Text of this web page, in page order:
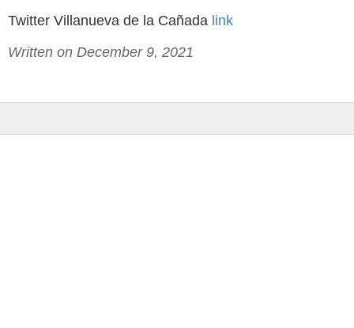
Twitter Villanueva de la Cañada link
Written on December 9, 2021